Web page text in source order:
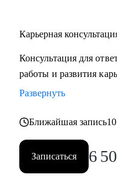
Карьерная
Консультация для
работы и развития
Развернуть
Ближайшая запись
Записаться 6